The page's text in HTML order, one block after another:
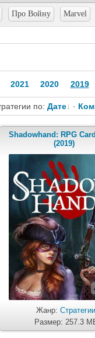
Про Войну Marvel
2021 2020 2019
по: Дате ·
Shadowhand: RPG
(2019)
Жанр:
Размер: 257.3